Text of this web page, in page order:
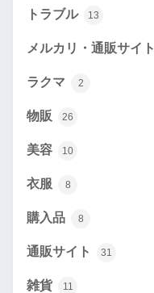
トラブル 13
メルカリ・通販サイト
ラクマ 2
物販 26
美容 10
衣服 8
購入品 8
通販サイト 31
雑貨 11